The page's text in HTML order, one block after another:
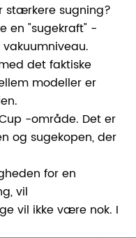
stærkere sugning?
en "sugekraft" -
det faktiske
modeller er
-område. Det er
og sugekopen, der
for en
vil
vil ikke være nok. I